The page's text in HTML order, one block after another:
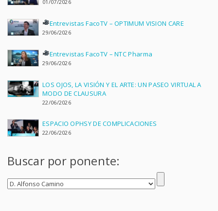
01/07/2026
Entrevistas FacoTV – OPTIMUM VISION CARE
29/06/2026
Entrevistas FacoTV – NTC Pharma
29/06/2026
LOS OJOS, LA VISIÓN Y EL ARTE: UN PASEO VIRTUAL A
MODO DE CLAUSURA
22/06/2026
ESPACIO OPHSY DE COMPLICACIONES
22/06/2026
Buscar por ponente: